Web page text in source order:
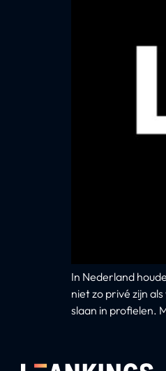
In Nederland
niet zo privé zijn
slaan in profielen.